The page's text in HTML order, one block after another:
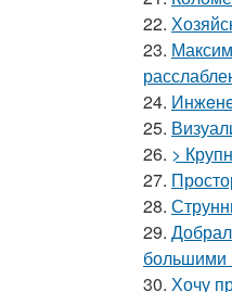
22.
23.
24.
25.
26. >
27.
28.
29.
большими
30. Хочу